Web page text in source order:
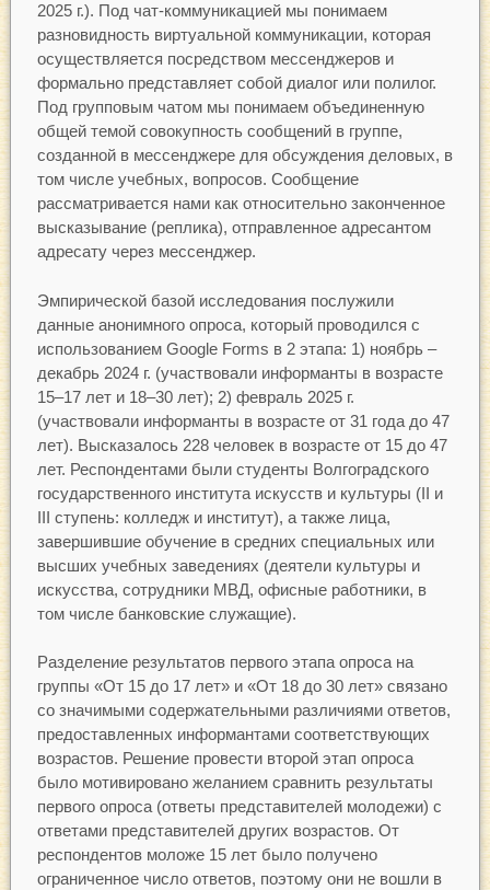
2025 г.). Под чат-коммуникацией мы понимаем
разновидность виртуальной коммуникации, которая
осуществляется посредством мессенджеров и
формально представляет собой диалог или полилог.
Под групповым чатом мы понимаем объединенную
общей темой совокупность сообщений в группе,
созданной в мессенджере для обсуждения деловых, в
том числе учебных, вопросов. Сообщение
рассматривается нами как относительно законченное
высказывание (реплика), отправленное адресантом
адресату через мессенджер.
Эмпирической базой исследования послужили
данные анонимного опроса, который проводился с
использованием Google Forms в 2 этапа: 1) ноябрь –
декабрь 2024 г. (участвовали информанты в возрасте
15–17 лет и 18–30 лет); 2) февраль 2025 г.
(участвовали информанты в возрасте от 31 года до 47
лет). Высказалось 228 человек в возрасте от 15 до 47
лет. Респондентами были студенты Волгоградского
государственного института искусств и культуры (II и
III ступень: колледж и институт), а также лица,
завершившие обучение в средних специальных или
высших учебных заведениях (деятели культуры и
искусства, сотрудники МВД, офисные работники, в
том числе банковские служащие).
Разделение результатов первого этапа опроса на
группы «От 15 до 17 лет» и «От 18 до 30 лет» связано
со значимыми содержательными различиями ответов,
предоставленных информантами соответствующих
возрастов. Решение провести второй этап опроса
было мотивировано желанием сравнить результаты
первого опроса (ответы представителей молодежи) с
ответами представителей других возрастов. От
респондентов моложе 15 лет было получено
ограниченное число ответов, поэтому они не вошли в